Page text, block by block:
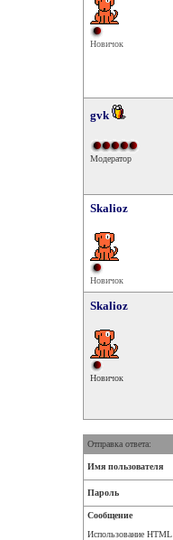
Новичок
gvk
Модератор
Skalioz
Новичок
Skalioz
Новичок
Отправка ответа:
Имя пользователя
Пароль
Сообщение
Использование HTML